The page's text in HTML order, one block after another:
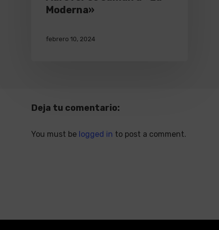
Moderna»
febrero 10, 2024
Deja tu comentario:
You must be logged in to post a comment.